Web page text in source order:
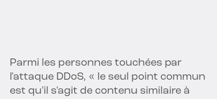
Parmi les personnes touchées par
l'attaque DDoS, « le seul point commun
est qu'il s'agit de contenu similaire à